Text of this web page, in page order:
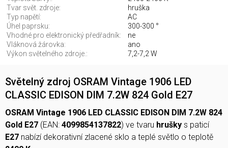
Tvar svět. zdroje:
hruška
Typ napětí:
AC
Úhel paprsku:
300-300 °
Vhodné pro elektronický předřadník:
ne
Vláknová žárovka:
ano
Výkon světelného zdroje.:
7,2-7,2 W
Světelný zdroj OSRAM Vintage 1906 LED
CLASSIC EDISON DIM 7.2W 824 Gold E27
OSRAM Vintage 1906 LED CLASSIC EDISON DIM 7.2W 824
Gold E27 (EAN: 4099854137822) ve tvaru hrušky s paticí
E27 nabízí dekorativní zlacené sklo a teplé světlo o teplotě